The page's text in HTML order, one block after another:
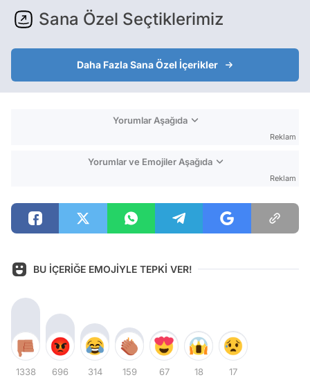
Sana Özel Seçtiklerimiz
Daha Fazla Sana Özel İçerikler
Yorumlar Aşağıda
Reklam
Yorumlar ve Emojiler Aşağıda
Reklam
BU İÇERİĞE EMOJİYLE TEPKİ VER!
1338 696 314 159 67 18 17